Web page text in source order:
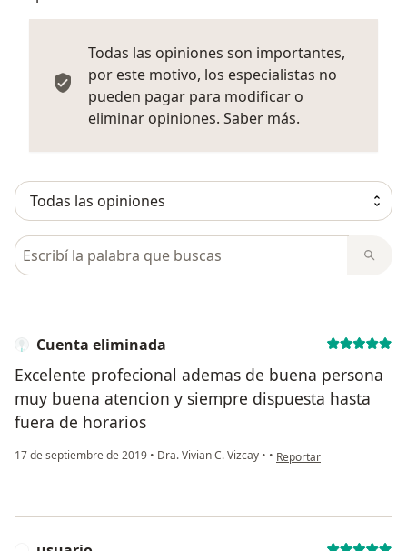
Todas las opiniones son importantes,
por este motivo, los especialistas no
pueden pagar para modificar o
eliminar opiniones. Saber más.
Busca en opiniones
Cuenta eliminada
Excelente profecional ademas de buena persona
muy buena atencion y siempre dispuesta hasta
fuera de horarios
17 de septiembre de 2019 • Dra. Vivian C. Vizcay • • en opinión del usuario
Reportar